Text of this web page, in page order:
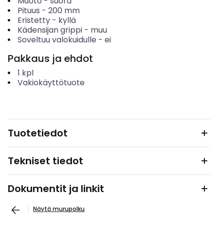
Pituus - 200 mm
Eristetty- kyllä
Kädensijan grippi- muu
Soveltuu valokuidulle - ei
Pakkaus ja ehdot
1 kpl
Vakiokäyttötuote
Tuotetiedot
Tekniset tiedot
Dokumentit ja linkit
Näytä murupolku